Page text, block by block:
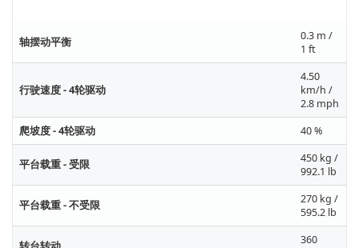
轴摆动平衡
0.3 m /
1 ft
行驶速度 - 4轮驱动
4.50
km/h /
2.8 mph
爬坡度 - 4轮驱动
40 %
平台载重 - 受限
450 kg /
992.1 lb
平台载重 - 不受限
270 kg /
595.2 lb
360